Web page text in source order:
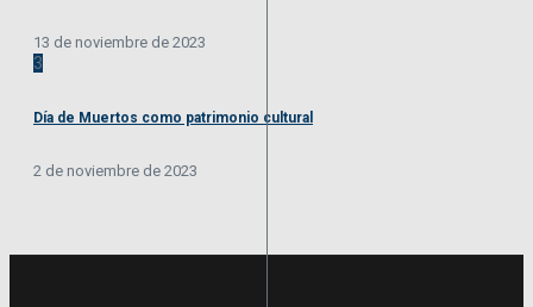
13 de noviembre de 2023
3
Día de Muertos como patrimonio cultural
2 de noviembre de 2023